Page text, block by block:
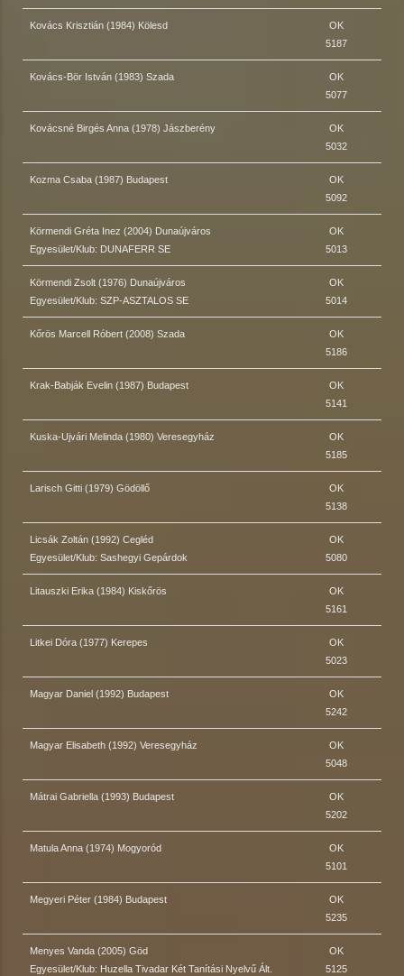
Kovács Krisztián (1984) Kölesd
OK
5187
Kovács-Bör István (1983) Szada
OK
5077
Kovácsné Birgés Anna (1978) Jászberény
OK
5032
Kozma Csaba (1987) Budapest
OK
5092
Körmendi Gréta Inez (2004) Dunaújváros
Egyesület/Klub: DUNAFERR SE
OK
5013
Körmendi Zsolt (1976) Dunaújváros
Egyesület/Klub: SZP-ASZTALOS SE
OK
5014
Kőrös Marcell Róbert (2008) Szada
OK
5186
Krak-Babják Evelin (1987) Budapest
OK
5141
Kuska-Ujvári Melinda (1980) Veresegyház
OK
5185
Larisch Gitti (1979) Gödöllő
OK
5138
Licsák Zoltán (1992) Cegléd
Egyesület/Klub: Sashegyi Gepárdok
OK
5080
Litauszki Erika (1984) Kiskőrös
OK
5161
Litkei Dóra (1977) Kerepes
OK
5023
Magyar Daniel (1992) Budapest
OK
5242
Magyar Elisabeth (1992) Veresegyház
OK
5048
Mátrai Gabriella (1993) Budapest
OK
5202
Matula Anna (1974) Mogyoród
OK
5101
Megyeri Péter (1984) Budapest
OK
5235
Menyes Vanda (2005) Göd
Egyesület/Klub: Huzella Tivadar Két Tanítási Nyelvű Ált.
OK
5125